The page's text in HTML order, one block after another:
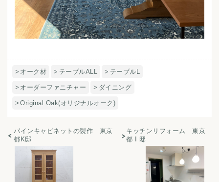
オーク材 テーブルALL テーブルL
オーダーファニチャー ダイニング
Original Oak(オリジナルオーク)
パインキャビネットの製作 東京
都K邸
キッチンリフォーム 東京
都 I 邸